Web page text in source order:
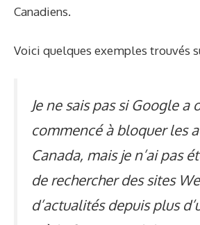
Canadiens.
Voici quelques exemples trouvés
Je ne sais pas si Google
commencé à bloquer les
Canada, mais je n’ai pas
de rechercher des sites
d’actualités depuis plus